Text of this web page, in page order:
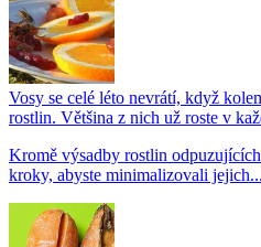
Vosy se celé léto nevrátí, když
rostlin. Většina z nich už roste v
Kromě výsadby rostlin
kroky, abyste minimalizovali jejich...